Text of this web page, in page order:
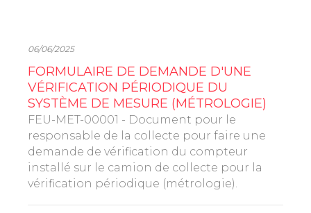
06/06/2025
FORMULAIRE DE DEMANDE D'UNE
VÉRIFICATION PÉRIODIQUE DU
SYSTÈME DE MESURE (MÉTROLOGIE)
FEU-MET-00001 - Document pour le
responsable de la collecte pour faire une
demande de vérification du compteur
installé sur le camion de collecte pour la
vérification périodique (métrologie).